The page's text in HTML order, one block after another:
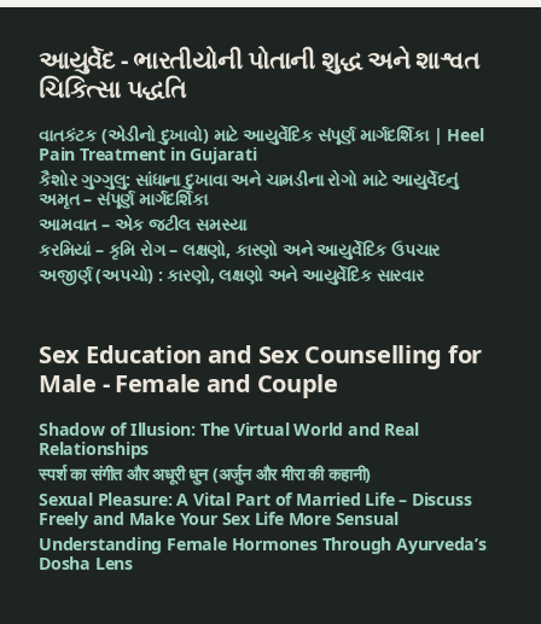
ग्रोथ
बेस्ट
क्वालिटी
सुवर्णप्राशन
बेहतर
संतान
भारत में
भारतीय
परंपरा
मेमोरी
बूस्टर
मेमोरी
बूस्टर
क्वालिटी
सुवर्णप्राशन
बेहतर
संतान
भारत में
सुवर्णप्राशन
परंपरा
बूस्टर
मेमोरी
बूस्टर
बनाना
આયુર્વેદ - ભારતીયોની પોતાની શુદ્ધ અને શાશ્વત
ચિકિત્સા પદ્ધતિ
વાતકંટક (એડીનો દુખાવો) માટે આયુર્વેદિક સંપૂર્ણ માર્ગદર્શિકા | Heel
Pain Treatment in Gujarati
કૈશોર ગુગ્ગુલુ: સાંધાના દુખાવા અને ચામડીના રોગો માટે આયુર્વેદનું
અમૃત – સંપૂર્ણ માર્ગદર્શિકા
આમવાત – એક જટીલ સમસ્યા
કરમિયાં – કૃમિ રોગ – લક્ષણો, કારણો અને આયુર્વેદિક ઉપચાર
અજીર્ણ (અપચો) : કારણો, લક્ષણો અને આયુર્વેદિક સારવાર
Sex Education and Sex Counselling for
Male - Female and Couple
Shadow of Illusion: The Virtual World and Real
Relationships
स्पर्श का संगीत और अधूरी धुन (अर्जुन और मीरा की कहानी)
Sexual Pleasure: A Vital Part of Married Life – Discuss
Freely and Make Your Sex Life More Sensual
Understanding Female Hormones Through Ayurveda’s
Dosha Lens